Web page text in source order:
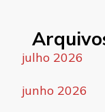
julho 2026
junho 2026